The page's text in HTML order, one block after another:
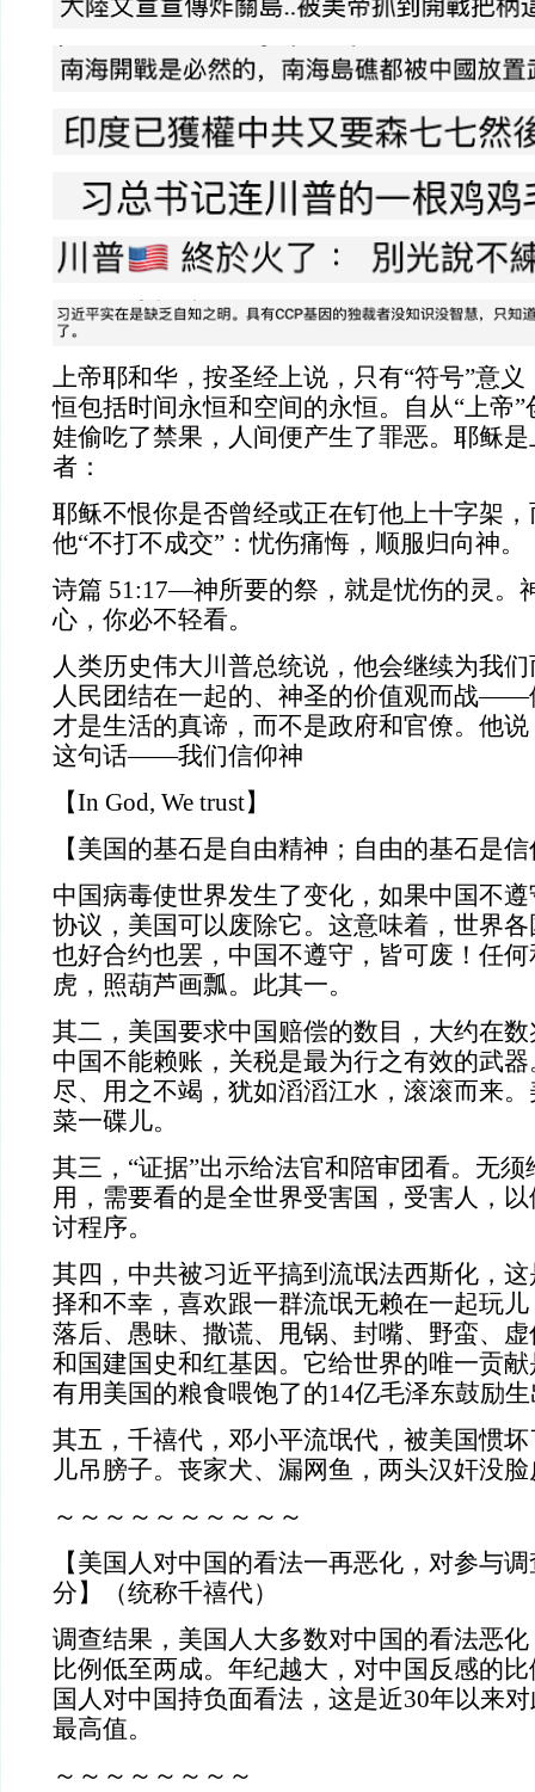
上帝耶和华，按圣经上说，只有“符号”意
恒包括时间永恒和空间的永恒。自从“上帝
娃偷吃了禁果，人间便产生了罪恶。耶稣
者：
耶稣不恨你是否曾经或正在钉他上十字架
他“不打不成交”：忧伤痛悔，顺服归向神。
诗篇 51:17—神所要的祭，就是忧伤的灵。
心，你必不轻看。
人类历史伟大川普总统说，他会继续为我
人民团结在一起的、神圣的价值观而战——
才是生活的真谛，而不是政府和官僚。他
这句话——我们信仰神
【In God, We trust】
【美国的基石是自由精神；自由的基石是
中国病毒使世界发生了变化，如果中国不
协议，美国可以废除它。这意味着，世界
也好合约也罢，中国不遵守，皆可废！任
虎，照葫芦画瓢。此其一。
其二，美国要求中国赔偿的数目，大约在
中国不能赖账，关税是最为行之有效的武
尽、用之不竭，犹如滔滔江水，滚滚而来。
菜一碟儿。
其三，“证据”出示给法官和陪审团看。无
用，需要看的是全世界受害国，受害人，
讨程序。
其四，中共被习近平搞到流氓法西斯化，
择和不幸，喜欢跟一群流氓无赖在一起玩
落后、愚昧、撒谎、甩锅、封嘴、野蛮、
和国建国史和红基因。它给世界的唯一贡
有用美国的粮食喂饱了的14亿毛泽东鼓励
其五，千禧代，邓小平流氓代，被美国惯
儿吊膀子。丧家犬、漏网鱼，两头汉奸没脸
～～～～～～～～～～
【美国人对中国的看法一再恶化，对参与
分】（统称千禧代）
调查结果，美国人大多数对中国的看法恶
比例低至两成。年纪越大，对中国反感的
国人对中国持负面看法，这是近30年以来
最高值。
～～～～～～～～